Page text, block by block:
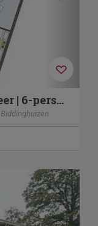
Waterparc Veluwemeer | 6-persoons appartement | 6LA
Biddinghuizen